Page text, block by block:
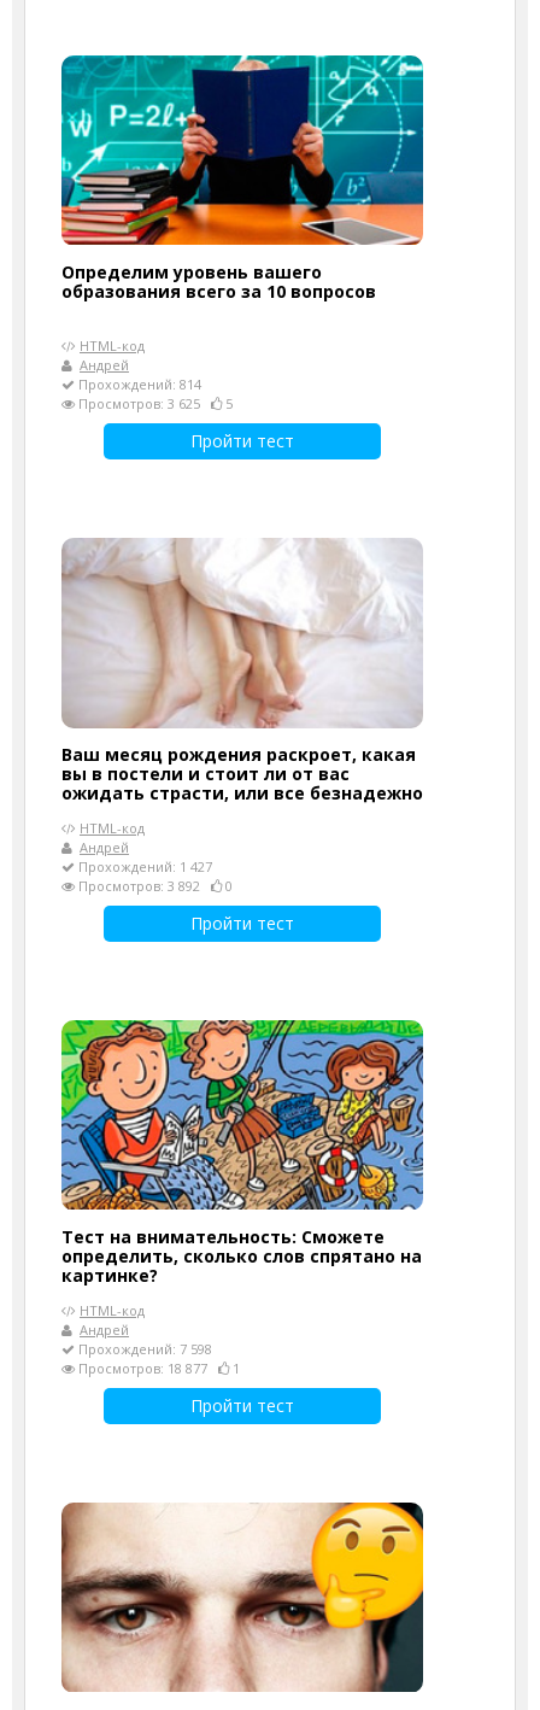
Определим уровень вашего
образования всего за 10 вопросов
HTML-код
Андрей
Прохождений: 814
Просмотров: 3 625
5
Пройти тест
Ваш месяц рождения раскроет, какая
вы в постели и стоит ли от вас
ожидать страсти, или все безнадежно
HTML-код
Андрей
Прохождений: 1 427
Просмотров: 3 892
0
Пройти тест
Тест на внимательность: Сможете
определить, сколько слов спрятано на
картинке?
HTML-код
Андрей
Прохождений: 7 598
Просмотров: 18 877
1
Пройти тест